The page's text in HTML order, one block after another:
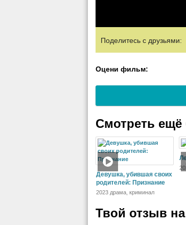
Поделитесь с друзьями:
Оцени фильм:
Смотреть
Девушка, убившая своих
родителей: Признание
2023 драма, криминал
Твой отзыв на